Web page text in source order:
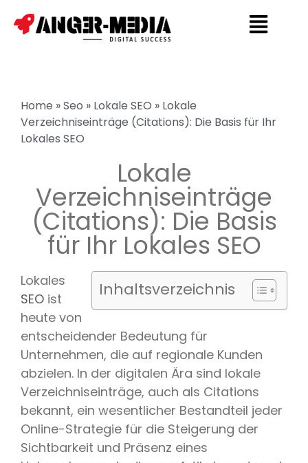
Home »Seo » Lokale SEO » Lokale
Verzeichniseinträge (Citations): Die Basis für Ihr
Lokales SEO
Lokale
Verzeichniseinträge
(Citations): Die Basis
für Ihr Lokales SEO
Inhaltsverzeichnis
Lokales
SEO ist
heute von
entscheidender Bedeutung für
Unternehmen, die auf regionale Kunden
abzielen. In der digitalen Ära sind lokale
Verzeichniseinträge, auch als Citations
bekannt, ein wesentlicher Bestandteil jeder
Online-Strategie für die Steigerung der
Sichtbarkeit und Präsenz eines